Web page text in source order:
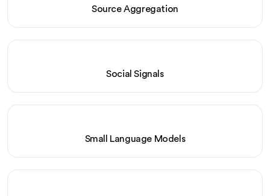
Source Aggregation
Social Signals
Small Language Models